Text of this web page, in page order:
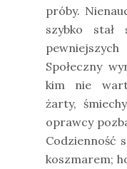
próby.
szybko stał
Społeczny
kim nie
żarty,
oprawcy
Codzienność
koszmarem;